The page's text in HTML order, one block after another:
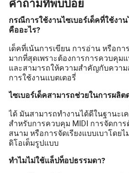
คำถามที่พบบ่อย
กรณีการใช้งานไซเบอร์เด็คที่ใช้งา
คืออะไร?
เด็คที่เน้นการเขียน การอ่าน หรือก
มากที่สุดเพราะต้องการการควบคุม
และสามารถให้ความสำคัญกับควา
การใช้งานแบตเตอรี่
ไซเบอร์เด็คสามารถช่วยในการผลิต
ได้ มันสามารถทำงานได้ดีในฐานะเ
สำหรับการควบคุม MIDI การจัดกา
สนาม หรือการจัดเรียงแบบเบาโดย
ดิโอเต็มรูปแบบ
ทำไมไม่ใช้แล็ปท็อปธรรมดา?